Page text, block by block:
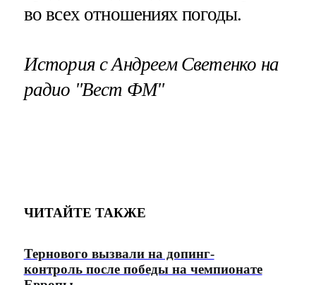
во всех отношениях погоды.
История с Андреем Светенко на
радио "Вест ФМ"
ЧИТАЙТЕ ТАКЖЕ
Тернового вызвали на допинг-
контроль после победы на чемпионате